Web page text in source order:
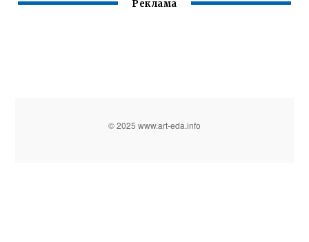
Реклама
© 2025 www.art-eda.info